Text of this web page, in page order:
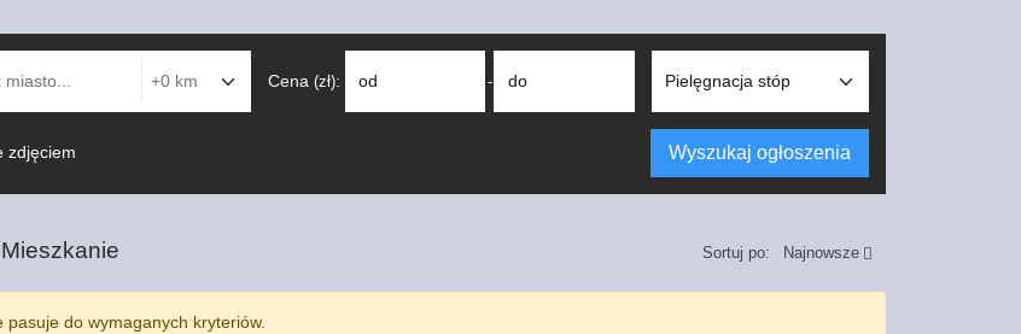
Cena (zł): od - do
zdjęciem Wyszukaj ogłoszenia
Mieszkanie Sortuj po: Najnowsze
pasuje do wymaganych kryteriów.